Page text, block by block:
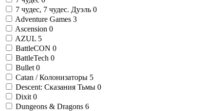
7 чудес, 7 чудес. Дуэль 0
Adventure Games 3
Ascension 0
AZUL 5
BattleCON 0
BattleTech 0
Bullet 0
Catan / Колонизаторы 5
Descent: Сказания Тьмы 0
Dixit 0
Dungeons & Dragons 6